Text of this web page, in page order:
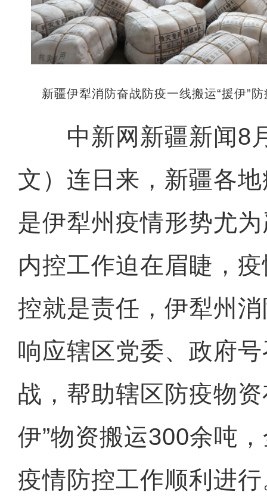
新疆伊犁消防奋战防疫一线搬运“援伊”
中新网新疆新闻8
文）连日来，新疆各
是伊犁州疫情形势尤
内控工作迫在眉睫，
控就是责任，伊犁州
响应辖区党委、政府
战，帮助辖区防疫物
伊”物资搬运300余吨
疫情防控工作顺利进